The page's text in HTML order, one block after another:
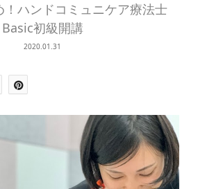
ハンドコミュニケア療法士
Basic初級開講
2020.01.31